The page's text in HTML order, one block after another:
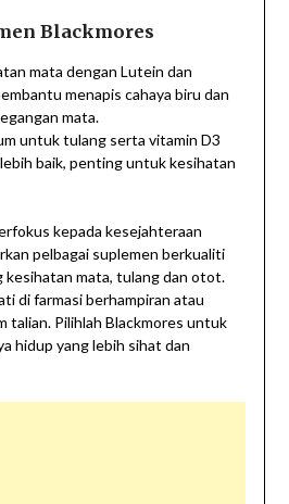
Blackmores
mata dengan Lutein dan
menapis cahaya biru dan
mata.
untuk tulang serta vitamin D3
baik, penting untuk kesihatan
kepada kesejahteraan
pelbagai suplemen berkualiti
kesihatan mata, tulang dan otot.
di farmasi berhampiran atau
talian. Pilihlah Blackmores untuk
hidup yang lebih sihat dan